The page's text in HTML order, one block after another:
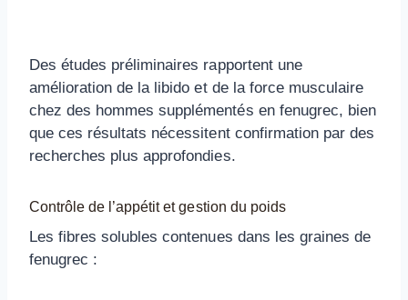
Des études préliminaires rapportent une
amélioration de la libido et de la force musculaire
chez des hommes supplémentés en fenugrec, bien
que ces résultats nécessitent confirmation par des
recherches plus approfondies.
Contrôle de l’appétit et gestion du poids
Les fibres solubles contenues dans les graines de
fenugrec :